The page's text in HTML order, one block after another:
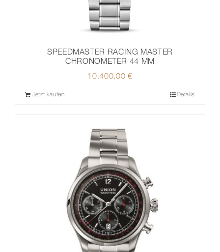
SPEEDMASTER RACING MASTER
CHRONOMETER 44 MM
10.400,00 €
Jetzt kaufen Details